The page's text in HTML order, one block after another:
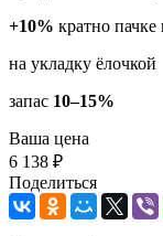
+10% кратно
на укладку ёлочкой
запас 10–15%
Ваша цена
6 138 ₽
Поделиться